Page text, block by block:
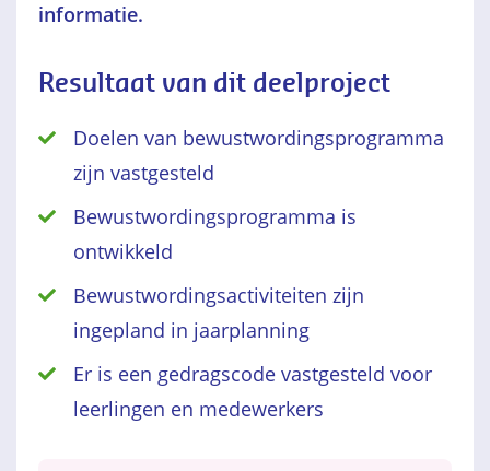
informatie.
Resultaat van dit deelproject
Doelen van bewustwordingsprogramma
zijn vastgesteld
Bewustwordingsprogramma is
ontwikkeld
Bewustwordingsactiviteiten zijn
ingepland in jaarplanning
Er is een gedragscode vastgesteld voor
leerlingen en medewerkers